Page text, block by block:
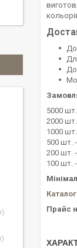
5000
2000 шт.
1000
500 шт.
200 шт.
100 шт.
Прайс